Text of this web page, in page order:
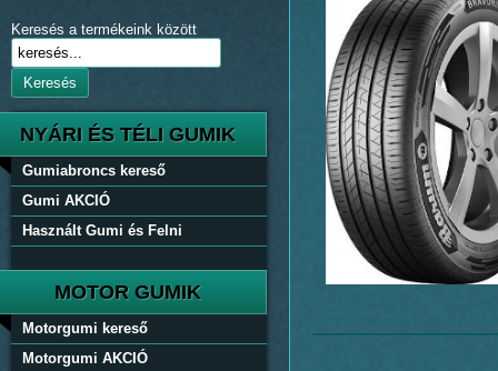
Keresés a termékeink között
Keresés
NYÁRI ÉS TÉLI GUMIK
Gumiabroncs kereső
Gumi AKCIÓ
Használt Gumi és Felni
MOTOR GUMIK
Motorgumi kereső
Motorgumi AKCIÓ